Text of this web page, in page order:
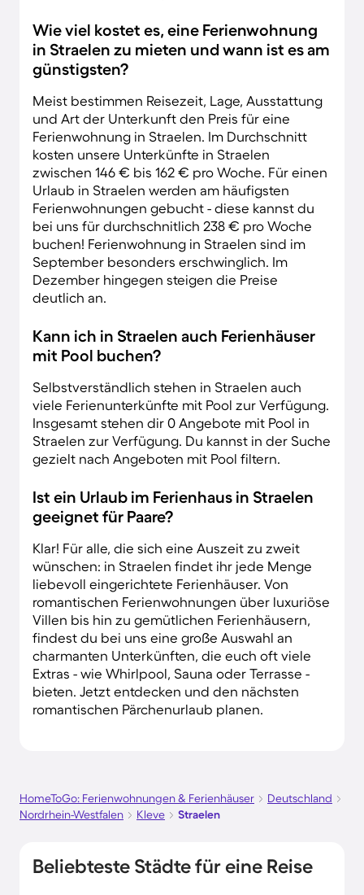
Wie viel kostet es, eine Ferienwohnung
in Straelen zu mieten und wann ist es am
günstigsten?
Meist bestimmen Reisezeit, Lage, Ausstattung
und Art der Unterkunft den Preis für eine
Ferienwohnung in Straelen. Im Durchschnitt
kosten unsere Unterkünfte in Straelen
zwischen 146 € bis 162 € pro Woche. Für einen
Urlaub in Straelen werden am häufigsten
Ferienwohnungen gebucht - diese kannst du
bei uns für durchschnitlich 238 € pro Woche
buchen! Ferienwohnung in Straelen sind im
September besonders erschwinglich. Im
Dezember hingegen steigen die Preise
deutlich an.
Kann ich in Straelen auch Ferienhäuser
mit Pool buchen?
Selbstverständlich stehen in Straelen auch
viele Ferienunterkünfte mit Pool zur Verfügung.
Insgesamt stehen dir 0 Angebote mit Pool in
Straelen zur Verfügung. Du kannst in der Suche
gezielt nach Angeboten mit Pool filtern.
Ist ein Urlaub im Ferienhaus in Straelen
geeignet für Paare?
Klar! Für alle, die sich eine Auszeit zu zweit
wünschen: in Straelen findet ihr jede Menge
liebevoll eingerichtete Ferienhäuser. Von
romantischen Ferienwohnungen über luxuriöse
Villen bis hin zu gemütlichen Ferienhäusern,
findest du bei uns eine große Auswahl an
charmanten Unterkünften, die euch oft viele
Extras - wie Whirlpool, Sauna oder Terrasse -
bieten. Jetzt entdecken und den nächsten
romantischen Pärchenurlaub planen.
HomeToGo: Ferienwohnungen & Ferienhäuser
Deutschland
Nordrhein-Westfalen
Kleve Straelen
Beliebteste Städte für eine Reise